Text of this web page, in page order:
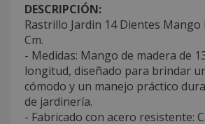
DESCRIPCIÓN:
Rastrillo Jardin 14 Dientes Mango
Cm.
- Medidas: Mango de madera de
longitud, diseñado para brindar
cómodo y un manejo práctico
de jardinería.
- Fabricado con acero resistente: